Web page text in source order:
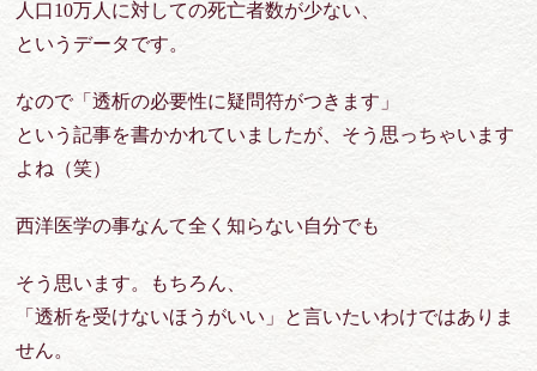
人口10万人に対しての死亡者数が少ない
というデータです。
なので「透析の必要性に疑問符がつきます」
という記事を書かかれていましたが、そう思っちゃいます
よね（笑）
西洋医学の事なんて全く知らない自分でも
そう思います。もちろん、
「透析を受けないほうがいい」と言いたいわけではありま
せん。